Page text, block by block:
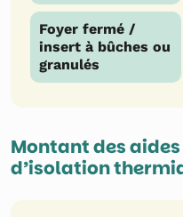
Foyer fermé /
insert à bûches ou
granulés
Montant des
d’isolation